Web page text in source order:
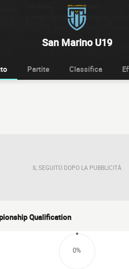
San Marino U19
Partite Classifica
IL SEGUITO DOPO LA PUBBLICITÀ
Qualification
0%